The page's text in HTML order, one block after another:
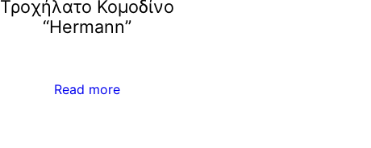
Τροχήλατο Κομοδίνο
“Hermann”
Read more